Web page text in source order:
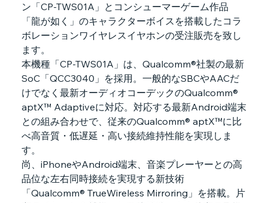
ン「CP-TWS01A」とコンシューマーゲーム作品
「龍が如く」のキャラクターボイスを搭載したコラ
ボレーションワイヤレスイヤホンの受注販売を致し
ます。
本機種「CP-TWS01A」は、Qualcomm®社製の最新
SoC「QCC3040」を採用。一般的なSBCやAACだ
けでなく最新オーディオコーデックのQualcomm®
aptX™ Adaptiveに対応。対応する最新Android端末
との組み合わせで、従来のQualcomm® aptX™に比
べ高音質・低遅延・高い接続維持性能を実現しま
す。
尚、iPhoneやAndroid端末、音楽プレーヤーとの高
品位な左右同時接続を実現する新技術
「Qualcomm® TrueWireless Mirroring」を搭載。片